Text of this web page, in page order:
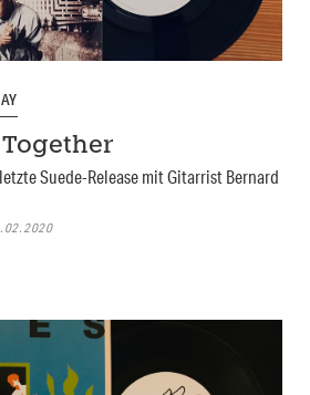
Together
Suede-Release mit Gitarrist Bernard